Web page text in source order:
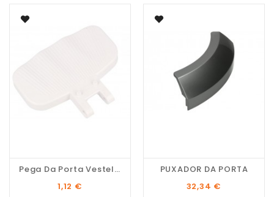
Pega Da Porta Vestel...
Preço
1,12 €
PUXADOR DA PORTA
Preço
32,34 €